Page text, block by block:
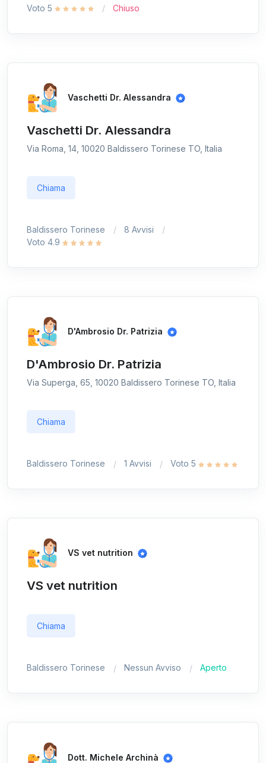
Voto 5
Chiuso
Vaschetti Dr. Alessandra
Vaschetti Dr. Alessandra
Via Roma, 14, 10020 Baldissero Torinese TO, Italia
Chiama
Baldissero Torinese
8 Avvisi
Voto 4.9
D'Ambrosio Dr. Patrizia
D'Ambrosio Dr. Patrizia
Via Superga, 65, 10020 Baldissero Torinese TO, Italia
Chiama
Baldissero Torinese 1 Avvisi Voto 5
VS vet nutrition
VS vet nutrition
Chiama
Baldissero Torinese Nessun Avviso Aperto
Dott. Michele Archinà